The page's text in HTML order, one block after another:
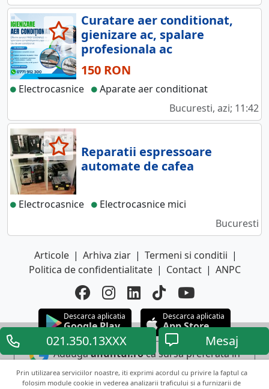
021.350.13XXX Mesaj
Prin utilizarea serviciilor noastre, iti exprimi acordul cu privire la faptul ca
folosim module cookie in vederea analizarii traficului si a furnizarii de
Curatare aer conditionat,
gienizare ac, spalare
profesionala ac
150 RON
Electrocasnice
Aparate aer conditionat
Bucuresti, azi; 11:42
Reparatii espressoare
automate de cafea
Electrocasnice
Electrocasnice mici
Bucuresti
Articole | Arhiva ziar | Termeni si conditii |
Politica de confidentialitate | Contact | ANPC
Descarca aplicatia
Google Play
Descarca aplicatia
App Store
Adaugaanuntul.roca sursa preferata in
Google